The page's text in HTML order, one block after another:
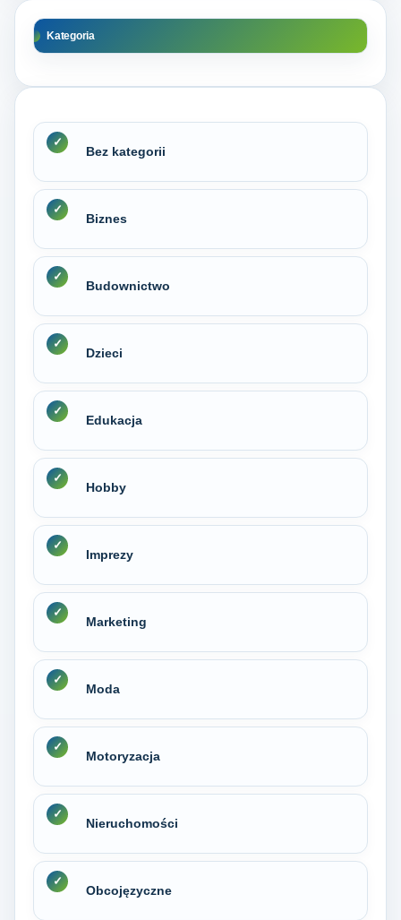
Kategoria
Bez kategorii
Biznes
Budownictwo
Dzieci
Edukacja
Hobby
Imprezy
Marketing
Moda
Motoryzacja
Nieruchomości
Obcojęzyczne